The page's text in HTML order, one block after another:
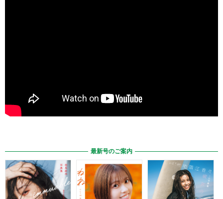
最新号のご案内